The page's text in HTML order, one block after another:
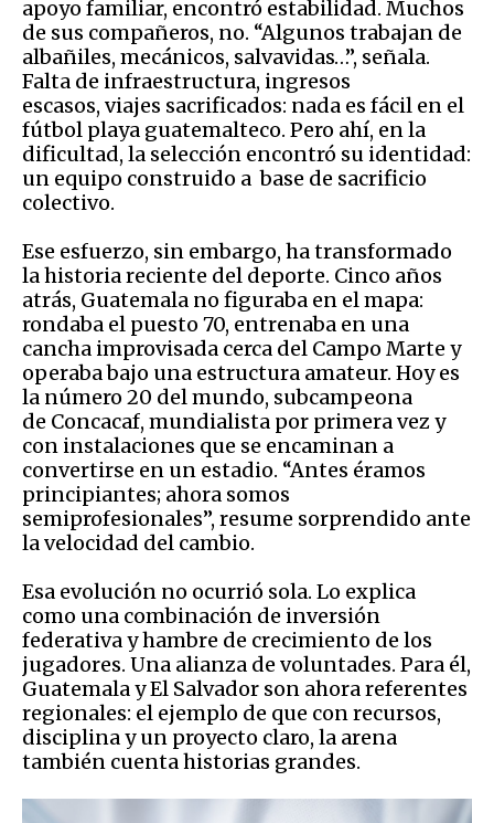
apoyo familiar, encontró estabilidad. Muchos
de sus compañeros, no. “Algunos trabajan de
albañiles, mecánicos, salvavidas…”, señala.
Falta de infraestructura, ingresos
escasos, viajes sacrificados: nada es fácil en el
fútbol playa guatemalteco. Pero ahí, en la
dificultad, la selección encontró su identidad:
un equipo construido a base de sacrificio
colectivo.
Ese esfuerzo, sin embargo, ha transformado
la historia reciente del deporte. Cinco años
atrás, Guatemala no figuraba en el mapa:
rondaba el puesto 70, entrenaba en una
cancha improvisada cerca del Campo Marte y
operaba bajo una estructura amateur. Hoy es
la número 20 del mundo, subcampeona
de Concacaf, mundialista por primera vez y
con instalaciones que se encaminan a
convertirse en un estadio. “Antes éramos
principiantes; ahora somos
semiprofesionales”, resume sorprendido ante
la velocidad del cambio.
Esa evolución no ocurrió sola. Lo explica
como una combinación de inversión
federativa y hambre de crecimiento de los
jugadores. Una alianza de voluntades. Para él,
Guatemala y El Salvador son ahora referentes
regionales: el ejemplo de que con recursos,
disciplina y un proyecto claro, la arena
también cuenta historias grandes.